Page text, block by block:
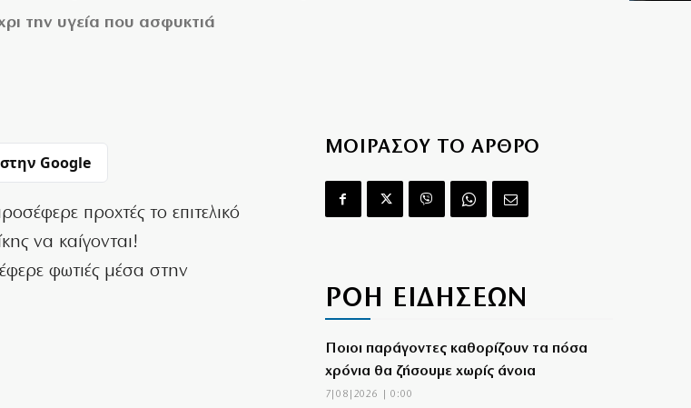
την υγεία που ασφυκτιά
Google
προχτές το επιτελικό
να καίγονται!
φωτιές μέσα στην
ΜΟΙΡΑΣΟΥ ΤΟ ΑΡΘΡΟ
ΡΟΗ ΕΙΔΗΣΕΩΝ
Ποιοι παράγοντες καθορίζουν τα πόσα
χρόνια θα ζήσουμε χωρίς άνοια
7|08|2026 | 0:00